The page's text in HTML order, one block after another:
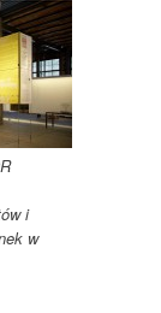
i
w